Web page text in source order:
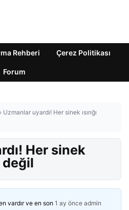
Rehberi Çerez Politikası
Forum
› Uzmanlar uyardı! Her sinek ısırığı
Her sinek
değil
vardır ve en son 1 ay önce admin